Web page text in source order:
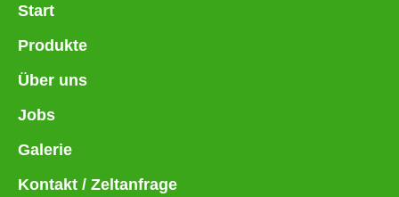
Start
Produkte
Über uns
Jobs
Galerie
Kontakt / Zeltanfrage